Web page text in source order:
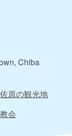
Chiba
原の観光地
会